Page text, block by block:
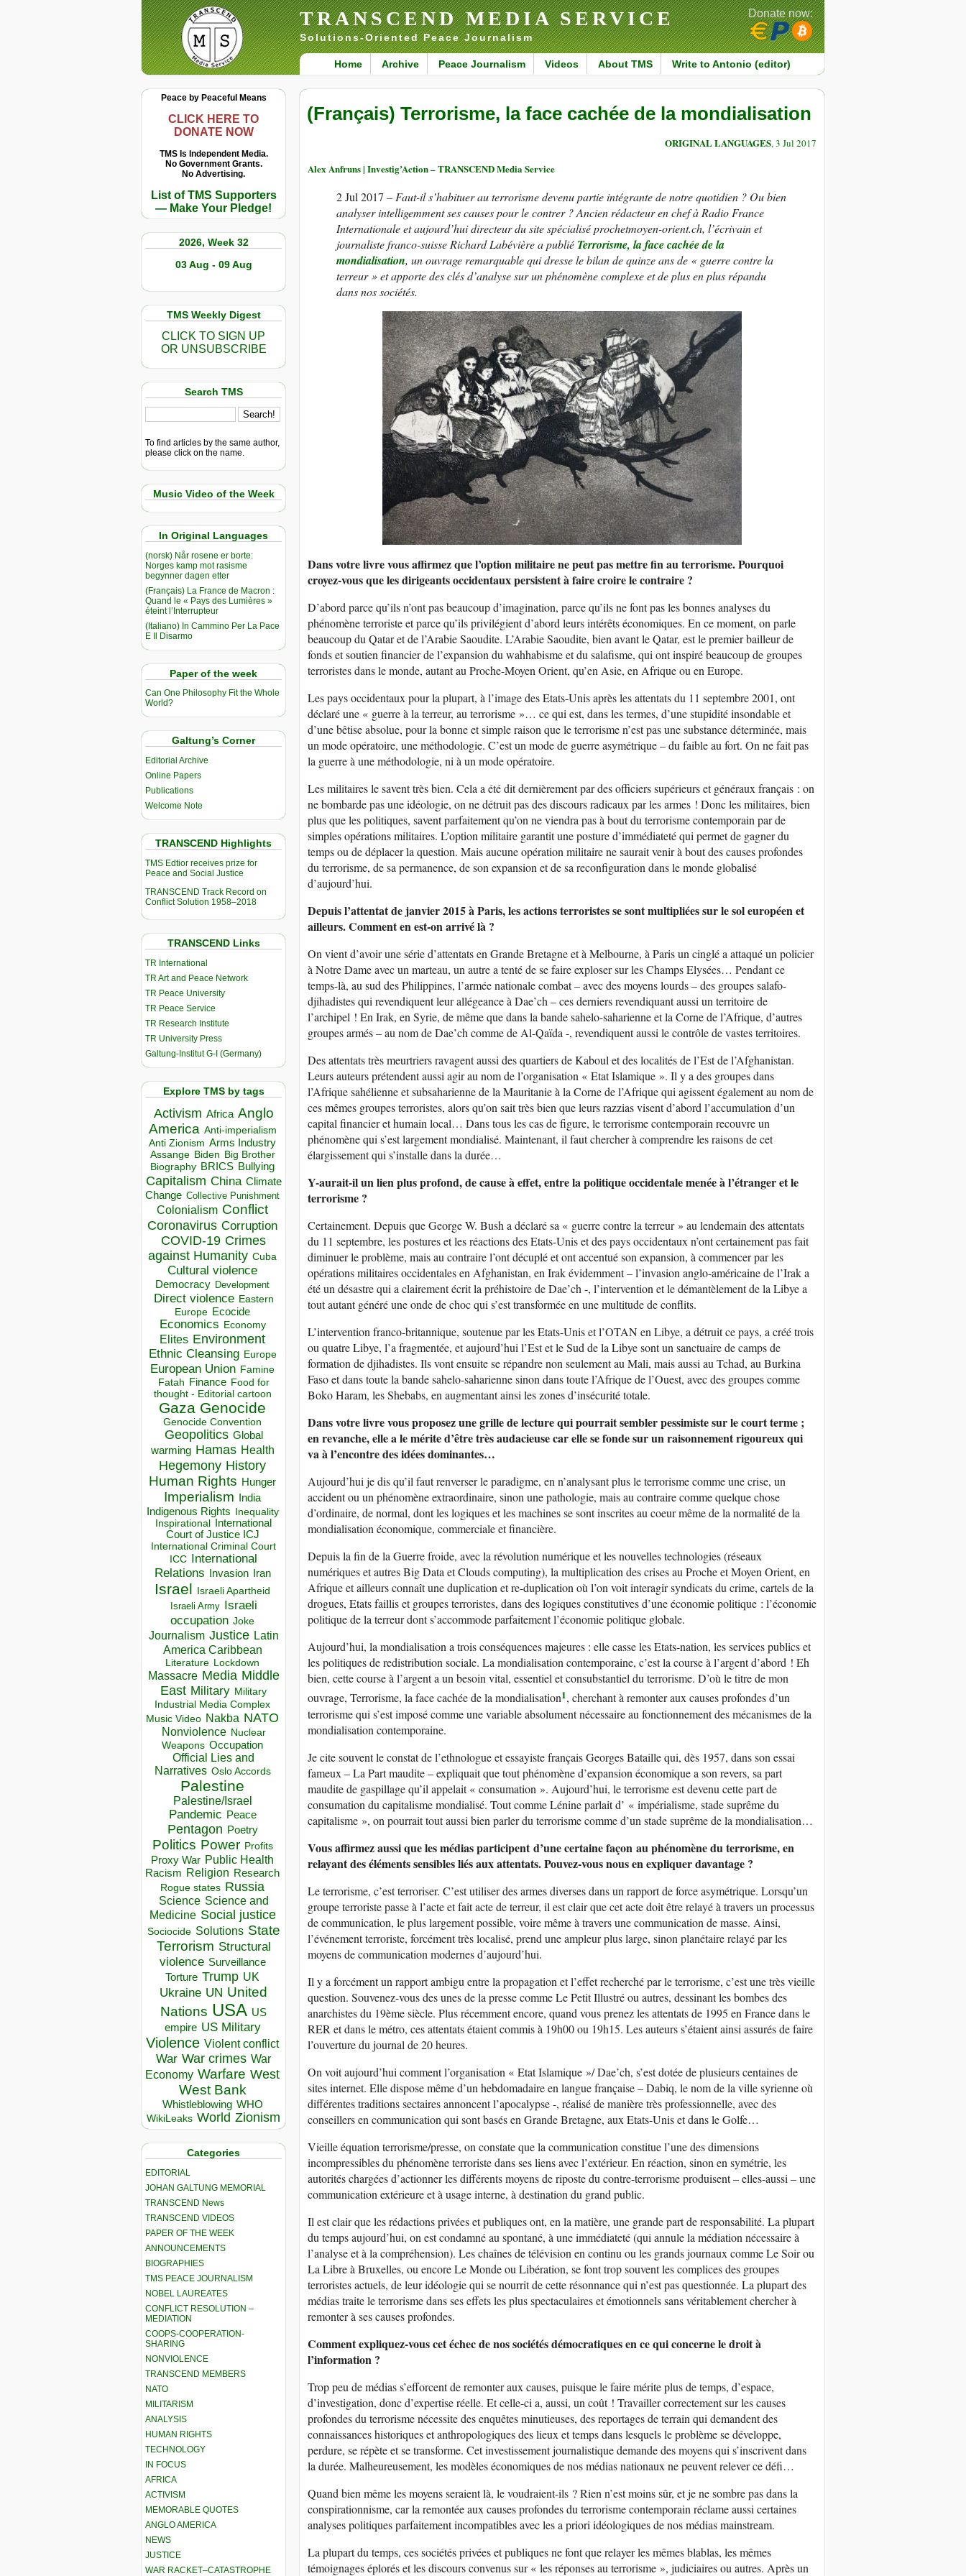
TRANSCEND MEDIA SERVICE
Solutions-Oriented Peace Journalism
Home Archive Peace Journalism Videos About TMS Write to Antonio (editor)
Donate now:
Peace by Peaceful Means
CLICK HERE TO
DONATE NOW
TMS Is Independent Media.
No Government Grants.
No Advertising.
List of TMS Supporters
— Make Your Pledge!
2026, Week 32
03 Aug - 09 Aug
TMS Weekly Digest
CLICK TO SIGN UP
OR UNSUBSCRIBE
Search TMS
To find articles by the same author,
please click on the name.
Music Video of the Week
In Original Languages
(norsk) Når rosene er borte:
Norges kamp mot rasisme
begynner dagen etter
(Français) La France de Macron :
Quand le « Pays des Lumières »
éteint l’Interrupteur
(Italiano) In Cammino Per La Pace
E Il Disarmo
Paper of the week
Can One Philosophy Fit the Whole
World?
Galtung’s Corner
Editorial Archive
Online Papers
Publications
Welcome Note
TRANSCEND Highlights
TMS Edtior receives prize for
Peace and Social Justice
TRANSCEND Track Record on
Conflict Solution 1958–2018
TRANSCEND Links
TR International
TR Art and Peace Network
TR Peace University
TR Peace Service
TR Research Institute
TR University Press
Galtung-Institut G-I (Germany)
Explore TMS by tags
Activism Africa Anglo
America Anti-imperialism
Anti Zionism Arms Industry
Assange Biden Big Brother
Biography BRICS Bullying
Capitalism China Climate
Change Collective Punishment
Colonialism Conflict
Coronavirus Corruption
COVID-19 Crimes
against Humanity Cuba
Cultural violence
Democracy Development
Direct violence Eastern
Europe Ecocide
Economics Economy
Elites Environment
Ethnic Cleansing Europe
European Union Famine
Fatah Finance Food for
thought - Editorial cartoon
Gaza Genocide
Genocide Convention
Geopolitics Global
warming Hamas Health
Hegemony History
Human Rights Hunger
Imperialism India
Indigenous Rights Inequality
Inspirational
International
Court of Justice ICJ
International Criminal Court
ICC
International
Relations
Invasion Iran
Israel Israeli Apartheid
Israeli Army Israeli
occupation Joke
Journalism Justice Latin
America Caribbean
Literature Lockdown
Massacre Media Middle
East Military Military
Industrial Media Complex
Music Video Nakba NATO
Nonviolence Nuclear
Weapons Occupation
Official Lies and
Narratives Oslo Accords
Palestine
Palestine/Israel
Pandemic Peace
Pentagon Poetry
Politics Power Profits
Proxy War Public Health
Racism Religion Research
Rogue states Russia
Science Science and
Medicine Social justice
Sociocide Solutions State
Terrorism Structural
violence Surveillance
Torture Trump UK
Ukraine UN United
Nations USA US
empire US Military
Violence Violent conflict
War War crimes War
Economy Warfare West
West Bank
Whistleblowing WHO
WikiLeaks World Zionism
Categories
EDITORIAL
JOHAN GALTUNG MEMORIAL
TRANSCEND News
TRANSCEND VIDEOS
PAPER OF THE WEEK
ANNOUNCEMENTS
BIOGRAPHIES
TMS PEACE JOURNALISM
NOBEL LAUREATES
CONFLICT RESOLUTION –
MEDIATION
COOPS-COOPERATION-
SHARING
NONVIOLENCE
TRANSCEND MEMBERS
NATO
MILITARISM
ANALYSIS
HUMAN RIGHTS
TECHNOLOGY
IN FOCUS
AFRICA
ACTIVISM
MEMORABLE QUOTES
ANGLO AMERICA
NEWS
JUSTICE
WAR RACKET–CATASTROPHE
(Français) Terrorisme, la face cachée de la mondialisation
ORIGINAL LANGUAGES, 3 Jul 2017
Alex Anfruns | Investig’Action – TRANSCEND Media Service
2 Jul 2017 –Faut-il s’habituer au terrorisme devenu partie intégrante de notre quotidien ? Ou bien
analyser intelligemment ses causes pour le contrer ? Ancien rédacteur en chef à Radio France
Internationale et aujourd’hui directeur du site spécialisé prochetmoyen-orient.ch, l’écrivain et
journaliste franco-suisse Richard Labévière a publié Terrorisme, la face cachée de la
mondialisation, un ouvrage remarquable qui dresse le bilan de quinze ans de « guerre contre la
terreur » et apporte des clés d’analyse sur un phénomène complexe et de plus en plus répandu
dans nos sociétés.
Dans votre livre vous affirmez que l’option militaire ne peut pas mettre fin au terrorisme. Pourquoi
croyez-vous que les dirigeants occidentaux persistent à faire croire le contraire ?
D’abord parce qu’ils n’ont pas beaucoup d’imagination, parce qu’ils ne font pas les bonnes analyses du
phénomène terroriste et parce qu’ils privilégient d’abord leurs intérêts économiques. En ce moment, on parle
beaucoup du Qatar et de l’Arabie Saoudite. L’Arabie Saoudite, bien avant le Qatar, est le premier bailleur de
fonds et soutien financier de l’expansion du wahhabisme et du salafisme, qui ont inspiré beaucoup de groupes
terroristes dans le monde, autant au Proche-Moyen Orient, qu’en Asie, en Afrique ou en Europe.
Les pays occidentaux pour la plupart, à l’image des Etats-Unis après les attentats du 11 septembre 2001, ont
déclaré une « guerre à la terreur, au terrorisme »… ce qui est, dans les termes, d’une stupidité insondable et
d’une bêtise absolue, pour la bonne et simple raison que le terrorisme n’est pas une substance déterminée, mais
un mode opératoire, une méthodologie. C’est un mode de guerre asymétrique – du faible au fort. On ne fait pas
la guerre à une méthodologie, ni à un mode opératoire.
Les militaires le savent très bien. Cela a été dit dernièrement par des officiers supérieurs et généraux français : on
ne bombarde pas une idéologie, on ne détruit pas des discours radicaux par les armes ! Donc les militaires, bien
plus que les politiques, savent parfaitement qu’on ne viendra pas à bout du terrorisme contemporain par de
simples opérations militaires. L’option militaire garantit une posture d’immédiateté qui permet de gagner du
temps ou de déplacer la question. Mais aucune opération militaire ne saurait venir à bout des causes profondes
du terrorisme, de sa permanence, de son expansion et de sa reconfiguration dans le monde globalisé
d’aujourd’hui.
Depuis l’attentat de janvier 2015 à Paris, les actions terroristes se sont multipliées sur le sol européen et
ailleurs. Comment en est-on arrivé là ?
On vient d’avoir une série d’attentats en Grande Bretagne et à Melbourne, à Paris un cinglé a attaqué un policier
à Notre Dame avec un marteau, un autre a tenté de se faire exploser sur les Champs Elysées… Pendant ce
temps-là, au sud des Philippines, l’armée nationale combat – avec des moyens lourds – des groupes salafo-
djihadistes qui revendiquent leur allégeance à Dae’ch – ces derniers revendiquant aussi un territoire de
l’archipel ! En Irak, en Syrie, de même que dans la bande sahelo-saharienne et la Corne de l’Afrique, d’autres
groupes armés – au nom de Dae’ch comme de Al-Qaïda -, revendiquent aussi le contrôle de vastes territoires.
Des attentats très meurtriers ravagent aussi des quartiers de Kaboul et des localités de l’Est de l’Afghanistan.
Leurs auteurs prétendent aussi agir au nom de l’organisation « Etat Islamique ». Il y a des groupes dans
l’Afrique sahélienne et subsaharienne de la Mauritanie à la Corne de l’Afrique qui agissent également au nom de
ces mêmes groupes terroristes, alors qu’on sait très bien que leurs razzias visent d’abord l’accumulation d’un
capital financier et humain local… Dans tous les cas de figure, le terrorisme contemporain recouvre un
phénomène qui s’est largement mondialisé. Maintenant, il faut chercher à comprendre les raisons de cet
élargissement qui s’installe dans la durée…
Y-aurait-il un lien plus profond, de cause à effet, entre la politique occidentale menée à l’étranger et le
terrorisme ?
Certainement. Depuis que George W. Bush a déclaré sa « guerre contre la terreur » au lendemain des attentats
du 11 septembre, les postures et les réactions des Etats-Unis et des pays occidentaux n’ont certainement pas fait
diminuer le problème, mais au contraire l’ont décuplé et ont accentué son expansion, à commencer par les
opérations militaires occidentales en Afghanistan, en Irak évidemment – l’invasion anglo-américaine de l’Irak a
été un désastre qui a clairement écrit la préhistoire de Dae’ch -, l’intervention et le démantèlement de la Libye a
tout autant généré une onde de choc qui s’est transformée en une multitude de conflits.
L’intervention franco-britannique, soutenue par les Etats-Unis et l’OTAN en Libye, a détruit ce pays, a créé trois
ou quatre Libye, l’a fragmentée, et aujourd’hui l’Est et le Sud de la Libye sont un sanctuaire de camps de
formation de djihadistes. Ils vont ensuite se répandre non seulement au Mali, mais aussi au Tchad, au Burkina
Faso et dans toute la bande sahelo-saharienne sinon dans toute l’Afrique de l’Ouest, avec des groupes comme
Boko Haram, les Shebabs, en augmentant ainsi les zones d’insécurité totale.
Dans votre livre vous proposez une grille de lecture qui pourrait sembler pessimiste sur le court terme ;
en revanche, elle a le mérite d’être très audacieuse car elle se fonde sur un raisonnement rigoureux qui
va à l’encontre des idées dominantes…
Aujourd’hui je dis qu’il faut renverser le paradigme, en n’analysant plus le terrorisme comme une crise, un
accident ou un phénomène extraordinaire, sinon une pathologie, mais au contraire comme quelque chose
d’ordinaire, de normal, dont les logiques et les machines se sont inscrites au coeur même de la normalité de la
mondialisation économique, commerciale et financière.
Depuis la fin de la Guerre froide, avec la révolution numérique et les nouvelles technologies (réseaux
numériques et autres Big Data et Clouds computing), la multiplication des crises au Proche et Moyen Orient, en
Afrique et ailleurs connaît une duplication et re-duplication où l’on voit interagir syndicats du crime, cartels de la
drogues, Etats faillis et groupes terroristes, dans des logiques constitutives d’une économie politique : l’économie
politique de la terreur dont s’accommode parfaitement l’économie politique globale.
Aujourd’hui, la mondialisation a trois conséquences majeures : elle casse les Etats-nation, les services publics et
les politiques de redistribution sociale. La mondialisation contemporaine, c’est la course à l’argent d’abord ! Eh
bien, cette course à l’argent a un besoin vital, essentiel et consubstantiel du terrorisme. D’où le titre de mon
ouvrage, Terrorisme, la face cachée de la mondialisation1, cherchant à remonter aux causes profondes d’un
terrorisme qui s’est imposé comme une variable absolument nécessaire au fonctionnement des mécanismes de la
mondialisation contemporaine.
Je cite souvent le constat de l’ethnologue et essayiste français Georges Bataille qui, dès 1957, dans son essai
fameux – La Part maudite – expliquait que tout phénomène d’expansion économique a son revers, sa part
maudite de gaspillage qu’il appelait « consumation ». Aujourd’hui, le terrorisme est devenu cette part de
consumation du capitalisme mondialisé. Tout comme Lénine parlait d’ « impérialisme, stade suprême du
capitalisme », on pourrait tout aussi bien parler du terrorisme comme d’un stade suprême de la mondialisation…
Vous affirmez aussi que les médias participent d’une certaine façon au phénomène du terrorisme, en
relayant des éléments sensibles liés aux attentats.Pouvez-vous nous en expliquer davantage ?
Le terrorisme, c’est terroriser. C’est utiliser des armes diverses dans un rapport de force asymétrique. Lorsqu’un
groupe terroriste passe à l’acte et fait acte de terreur, il est clair que cet acte doit être relayé à travers un processus
de communication, le plus largement possible, voire même à travers une communication de masse. Ainsi,
l’événement terroriste, forcément très localisé, prend une ampleur plus large, sinon planétaire relayé par les
moyens de communication modernes d’aujourd’hui.
Il y a forcément un rapport ambigu entre la propagation et l’effet recherché par le terrorisme, c’est une très vieille
question. Souvenez-vous des unes de la presse comme Le Petit Illustré ou autres, dessinant les bombes des
anarchistes du 19ème siècle. Plus récemment encore, quand vous prenez les attentats de 1995 en France dans le
RER et dans le métro, ces attentats étaient commis à 19h00 ou 19h15. Les auteurs s’étaient ainsi assurés de faire
l’ouverture du journal de 20 heures.
On voit aujourd’hui comment l’organisation « Etat Islamique »/ Dae’ch, s’est dotée de plusieurs centaines de
sites internet. Elle dispose même d’un hebdomadaire en langue française – Dabiq, le nom de la ville syrienne où
différentes traditions sectaires annoncent l’apocalypse -, réalisé de manière très professionnelle, avec des
conseillers en communication qui sont basés en Grande Bretagne, aux Etats-Unis et dans le Golfe…
Vieille équation terrorisme/presse, on constate que la communication constitue l’une des dimensions
incompressibles du phénomène terroriste dans ses liens avec l’extérieur. En réaction, sinon en symétrie, les
autorités chargées d’actionner les différents moyens de riposte du contre-terrorisme produisent – elles-aussi – une
communication extérieure et à usage interne, à destination du grand public.
Il est clair que les rédactions privées et publiques ont, en la matière, une grande part de responsabilité. La plupart
du temps aujourd’hui, on est condamné au spontané, à une immédiateté (qui annule la médiation nécessaire à
l’analyse et à la compréhension). Les chaînes de télévision en continu ou les grands journaux comme Le Soir ou
La Libre à Bruxelles, ou encore Le Monde ou Libération, se font trop souvent les complices des groupes
terroristes actuels, de leur idéologie qui se nourrit de cette résonnance qui n’est pas questionnée. La plupart des
médias traite le terrorisme dans ses effets les plus spectaculaires et émotionnels sans véritablement chercher à
remonter à ses causes profondes.
Comment expliquez-vous cet échec de nos sociétés démocratiques en ce qui concerne le droit à
l’information ?
Trop peu de médias s’efforcent de remonter aux causes, puisque le faire mérite plus de temps, d’espace,
d’investigation, donc d’expertise réelle. Et celle-ci a, aussi, un coût ! Travailler correctement sur les causes
profondes du terrorisme nécessite des enquêtes minutieuses, des reportages de terrain qui demandent des
connaissances historiques et anthropologiques des lieux et temps dans lesquels le problème se développe,
perdure, se répète et se transforme. Cet investissement journalistique demande des moyens qui s’inscrivent dans
la durée. Malheureusement, les modèles économiques de nos médias nationaux ne peuvent relever ce défi…
Quand bien même les moyens seraient là, le voudraient-ils ? Rien n’est moins sûr, et je ne sombre pas dans la
conspirationnisme, car la remontée aux causes profondes du terrorisme contemporain réclame aussi certaines
analyses politiques parfaitement incompatibles avec les a priori idéologiques de nos médias mainstream.
La plupart du temps, ces sociétés privées et publiques ne font que relayer les mêmes blablas, les mêmes
témoignages éplorés et les discours convenus sur « les réponses au terrorisme », judiciaires ou autres. Après un